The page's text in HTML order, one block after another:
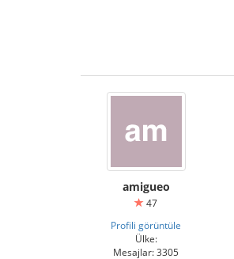
amigueo
47
Profili görüntüle
Ülke:
Mesajlar: 3305